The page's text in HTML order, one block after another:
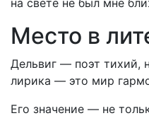
на свете не был мне
Место в
Дельвиг — поэт тихий,
лирика — это мир
Его значение — не